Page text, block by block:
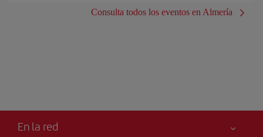
Consulta todos los eventos en Almería
En la red